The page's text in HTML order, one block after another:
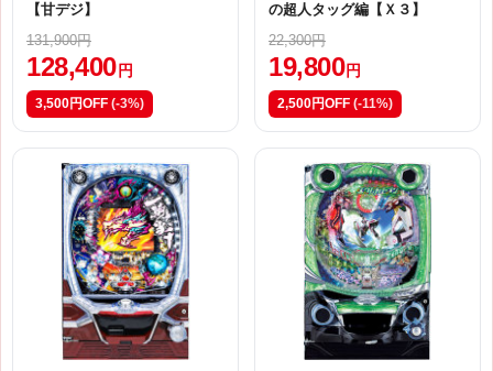
【甘デジ】
131,900円
128,400円
3,500円OFF (-3%)
の超人タッグ編【Ｘ３】
22,300円
19,800円
2,500円OFF (-11%)